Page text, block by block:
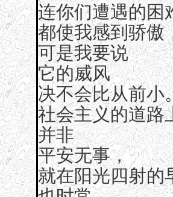
连你们遭遇的困
都使我感到骄傲
可是我要说
它的威风
决不会比从前小
社会主义的道路
并非
平安无事，
就在阳光四射的